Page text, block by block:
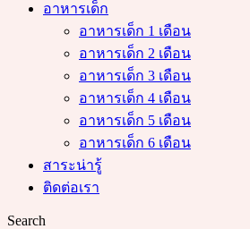
อาหารเด็ก
อาหารเด็ก 1 เดือน
อาหารเด็ก 2 เดือน
อาหารเด็ก 3 เดือน
อาหารเด็ก 4 เดือน
อาหารเด็ก 5 เดือน
อาหารเด็ก 6 เดือน
สาระน่ารู้
ติดต่อเรา
Search